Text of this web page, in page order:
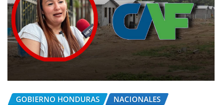
GOBIERNO HONDURAS NACIONALES